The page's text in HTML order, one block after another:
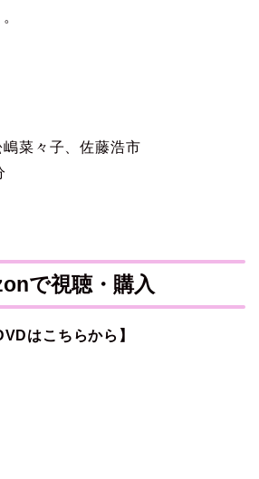
菜々子、佐藤浩市
で視聴・購入
はこちらから】